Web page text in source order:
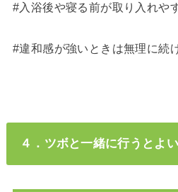
#入浴後や寝る前が取り入れや
#違和感が強いときは無理に続
４．ツボと一緒に行うとよ